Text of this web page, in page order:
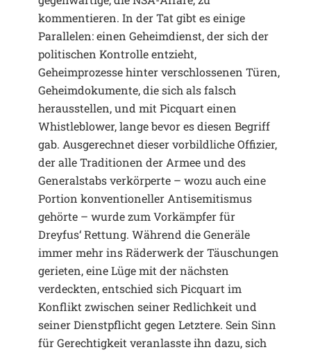
kommentieren. In der Tat gibt es einige
Parallelen: einen Geheimdienst, der sich der
politischen Kontrolle entzieht,
Geheimprozesse hinter verschlossenen Türen,
Geheimdokumente, die sich als falsch
herausstellen, und mit Picquart einen
Whistleblower, lange bevor es diesen Begriff
gab. Ausgerechnet dieser vorbildliche Offizier,
der alle Traditionen der Armee und des
Generalstabs verkörperte – wozu auch eine
Portion konventioneller Antisemitismus
gehörte – wurde zum Vorkämpfer für
Dreyfus‘ Rettung. Während die Generäle
immer mehr ins Räderwerk der Täuschungen
gerieten, eine Lüge mit der nächsten
verdeckten, entschied sich Picquart im
Konflikt zwischen seiner Redlichkeit und
seiner Dienstpflicht gegen Letztere. Sein Sinn
für Gerechtigkeit veranlasste ihn dazu, sich